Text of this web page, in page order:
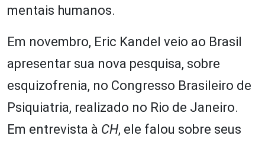
mentais humanos.
Em novembro, Eric Kandel veio ao Brasil
apresentar sua nova pesquisa, sobre
esquizofrenia, no Congresso Brasileiro de
Psiquiatria, realizado no Rio de Janeiro.
Em entrevista à CH, ele falou sobre seus